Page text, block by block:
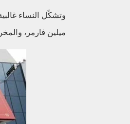
وتشكّل النساء
ميلين فارمر،